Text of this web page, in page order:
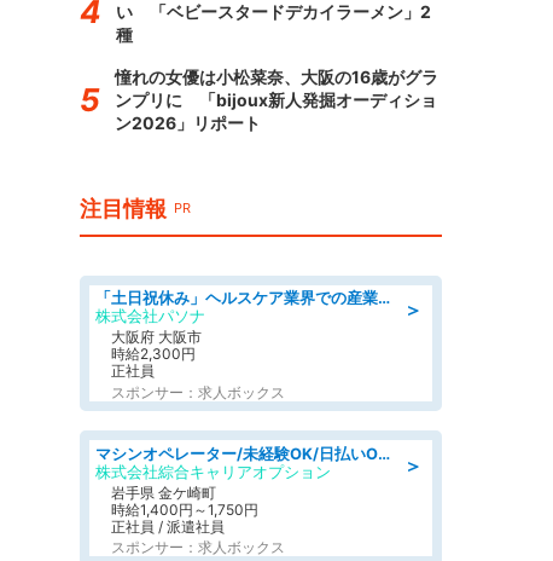
い 「ベビースタードデカイラーメン」2
種
憧れの女優は小松菜奈、大阪の16歳がグラ
ンプリに 「bijoux新人発掘オーディショ
ン2026」リポート
注目情報 PR
＞
「土日祝休み」ヘルスケア業界での産業保健師業務/看護師/高時給/要資格:正看護師
株式会社パソナ
大阪府 大阪市
時給2,300円
正社員
スポンサー：求人ボックス
＞
マシンオペレーター/未経験OK/日払いOK/寮完備/交替制/20・30・40代活躍中
株式会社綜合キャリアオプション
岩手県 金ケ崎町
時給1,400円～1,750円
正社員 / 派遣社員
スポンサー：求人ボックス